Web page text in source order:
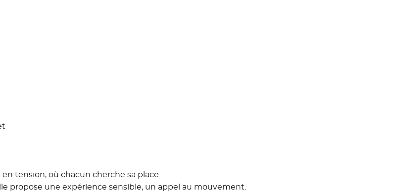
tension, où chacun cherche sa place.
propose une expérience sensible, un appel au mouvement.